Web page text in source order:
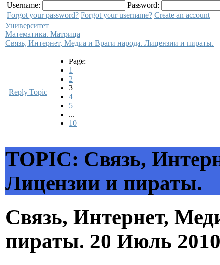
Username:
Password:
Forgot your password? Forgot your username? Create an account
Университет
Математика. Матрица
Связь, Интернет, Медиа и Враги народа. Лицензии и пираты.
Reply Topic
Page:
1
2
3
4
5
...
10
TOPIC: Связь,
Лицензии и пираты.
Связь, Интернет,
пираты. 20 Июль